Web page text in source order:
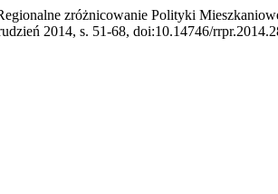
zróżnicowanie Polityki
2014, s. 51-68, doi:10.14746/